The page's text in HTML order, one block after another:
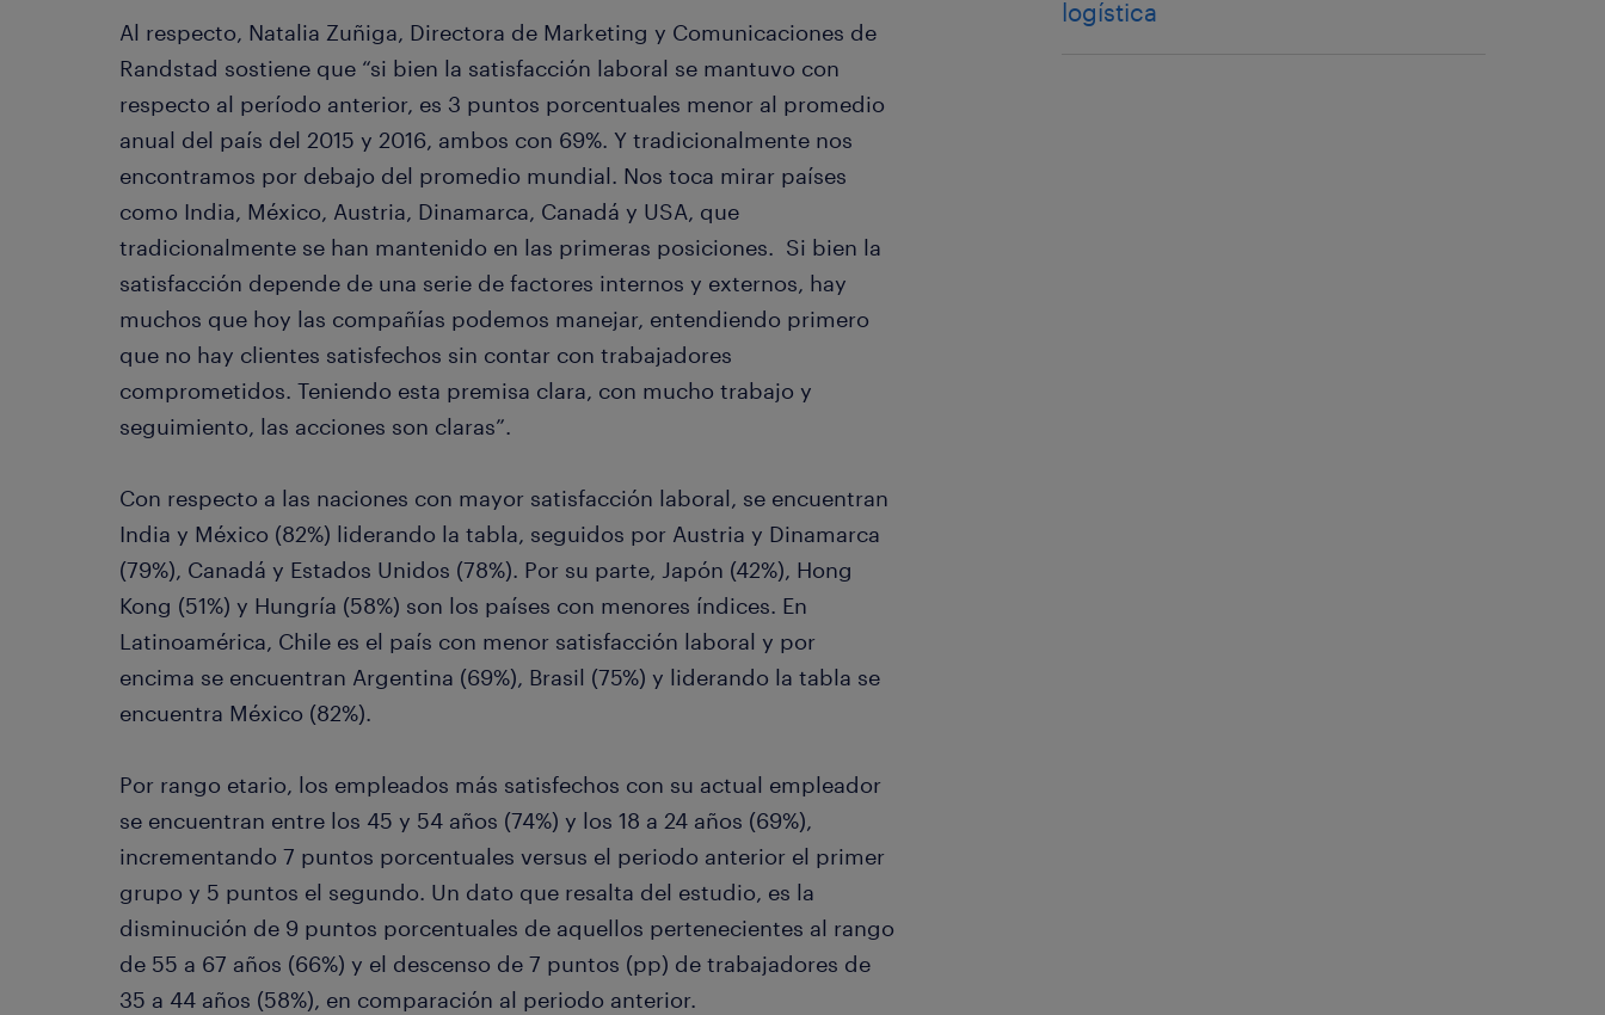
Al respecto, Natalia Zuñiga, Directora de Marketing y Comunicaciones de
Randstad sostiene que “si bien la satisfacción laboral se mantuvo con
respecto al período anterior, es 3 puntos porcentuales menor al promedio
anual del país del 2015 y 2016, ambos con 69%. Y tradicionalmente nos
encontramos por debajo del promedio mundial. Nos toca mirar países
como India, México, Austria, Dinamarca, Canadá y USA, que
tradicionalmente se han mantenido en las primeras posiciones. Si bien la
satisfacción depende de una serie de factores internos y externos, hay
muchos que hoy las compañías podemos manejar, entendiendo primero
que no hay clientes satisfechos sin contar con trabajadores
comprometidos. Teniendo esta premisa clara, con mucho trabajo y
seguimiento, las acciones son claras”.
Con respecto a las naciones con mayor satisfacción laboral, se encuentran
India y México (82%) liderando la tabla, seguidos por Austria y Dinamarca
(79%), Canadá y Estados Unidos (78%). Por su parte, Japón (42%), Hong
Kong (51%) y Hungría (58%) son los países con menores índices. En
Latinoamérica, Chile es el país con menor satisfacción laboral y por
encima se encuentran Argentina (69%), Brasil (75%) y liderando la tabla se
encuentra México (82%).
Por rango etario, los empleados más satisfechos con su actual empleador
se encuentran entre los 45 y 54 años (74%) y los 18 a 24 años (69%),
incrementando 7 puntos porcentuales versus el periodo anterior el primer
grupo y 5 puntos el segundo. Un dato que resalta del estudio, es la
disminución de 9 puntos porcentuales de aquellos pertenecientes al rango
de 55 a 67 años (66%) y el descenso de 7 puntos (pp) de trabajadores de
35 a 44 años (58%), en comparación al periodo anterior.
logística